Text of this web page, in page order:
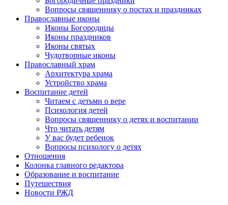
Вопросы священнику о постах и праздниках
Православные иконы
Иконы Богородицы
Иконы праздников
Иконы святых
Чудотворные иконы
Православный храм
Архитектура храма
Устройство храма
Воспитание детей
Читаем с детьми о вере
Психология детей
Вопросы священнику о детях и воспитании
Что читать детям
У вас будет ребенок
Вопросы психологу о детях
Отношения
Колонка главного редактора
Образование и воспитание
Путешествия
Новости РЖД